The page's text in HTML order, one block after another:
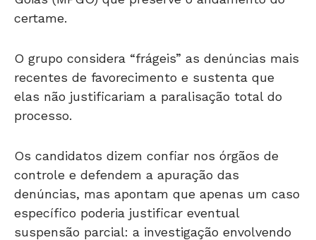
certame.
O grupo considera “frágeis” as denúncias mais
recentes de favorecimento e sustenta que
elas não justificariam a paralisação total do
processo.
Os candidatos dizem confiar nos órgãos de
controle e defendem a apuração das
denúncias, mas apontam que apenas um caso
específico poderia justificar eventual
suspensão parcial: a investigação envolvendo